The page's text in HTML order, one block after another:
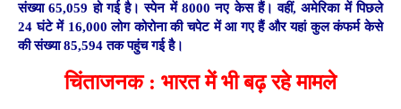
संख्या 65,059 हो गई है। स्पेन में 8000 नए केस हैं। वहीं, अमेरिका में पिछले
24 घंटे में 16,000 लोग कोरोना की चपेट में आ गए हैं और यहां कुल कंफर्म केसे
की संख्या 85,594 तक पहुंच गई है।
चिंताजनक : भारत में भी बढ़ रहे मामले